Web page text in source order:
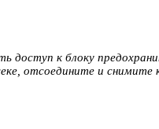
доступ к блоку
отсоедините и снимите